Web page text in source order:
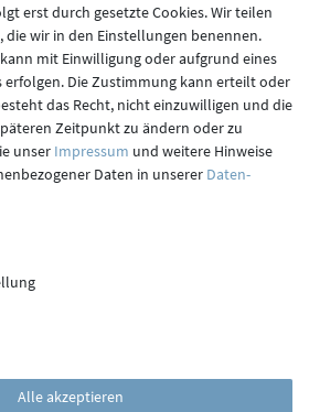
Kontakt
Impressum
erst durch gesetzte Cookies. Wir teilen
wir in den Einstellungen benennen.
mit Einwilligung oder aufgrund eines
erfolgen. Die Zustimmung kann erteilt oder
das Recht, nicht einzuwilligen und die
Zeitpunkt zu ändern oder zu
unser Impressum und weitere Hinweise
Daten in unserer Daten­
Alle akzeptieren